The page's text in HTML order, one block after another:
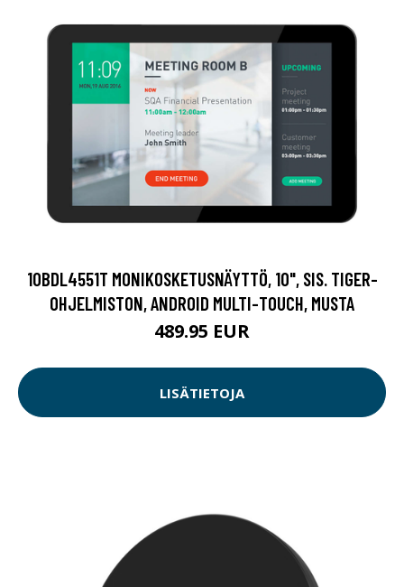
10BDL4551T MONIKOSKETUSNÄYTTÖ, 10", SIS. TIGER-
OHJELMISTON, ANDROID MULTI-TOUCH, MUSTA
489.95 EUR
LISÄTIETOJA